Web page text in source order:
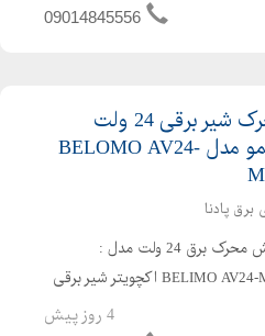
09014845556
محرک شیر برقی 24 ولت
بلیمو مدل BELOMO AV24-
برق پادنا
فروش محرک برق 24 ولت مدل :
BELIMO AV24-MFT اکچویتر شیر برقی
4 روز پیش